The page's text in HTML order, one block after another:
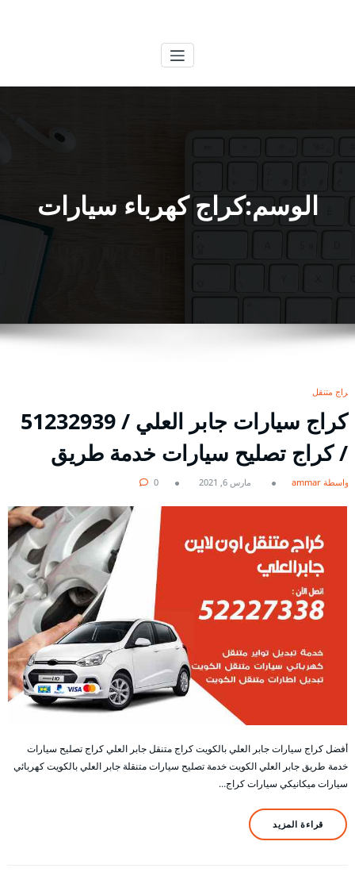
الوسم:كراج كهرباء سيارات
كراج متنقل
/ كراج تصليح سيارات خدمة طريق
بواسطة ammar مارس 6, 2021 0
أفضل كراج سيارات جابر العلي بالكويت كراج متنقل جابر العلي كراج تصليح سيارات
خدمة طريق جابر العلي الكويت خدمة تصليح سيارات متنقلة جابر العلي بالكويت كهربائي
سيارات ميكانيكي سيارات كراج…
قراءة المزيد